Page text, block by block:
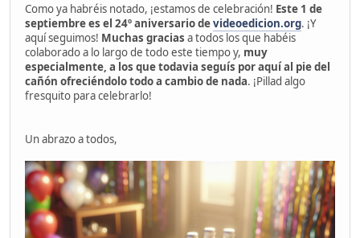
Como ya habréis notado, ¡estamos de celebración! Este 1 de
septiembre es el 24º aniversario devideoedicion.org. ¡Y
aquí seguimos! Muchas gracias a todos los que habéis
colaborado a lo largo de todo este tiempo y, muy
especialmente, a los que todavia seguís por aquí al pie del
cañón ofreciéndolo todo a cambio de nada. ¡Pillad algo
fresquito para celebrarlo!
Un abrazo a todos,